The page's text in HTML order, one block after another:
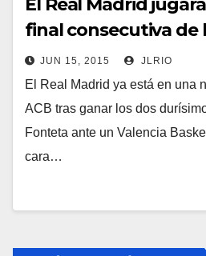
El Real Madrid
final consecutiva de
JUN 15, 2015 JLRIO
El Real Madrid ya está en una
ACB tras ganar los dos
Fonteta ante un Valencia
cara…